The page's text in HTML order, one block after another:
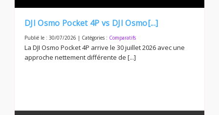
DJI Osmo Pocket 4P vs DJI Osmo[...]
Publié le : 30/07/2026 | Catégories : Comparatifs
La DJI Osmo Pocket 4P arrive le 30 juillet 2026 avec une
approche nettement différente de [...]